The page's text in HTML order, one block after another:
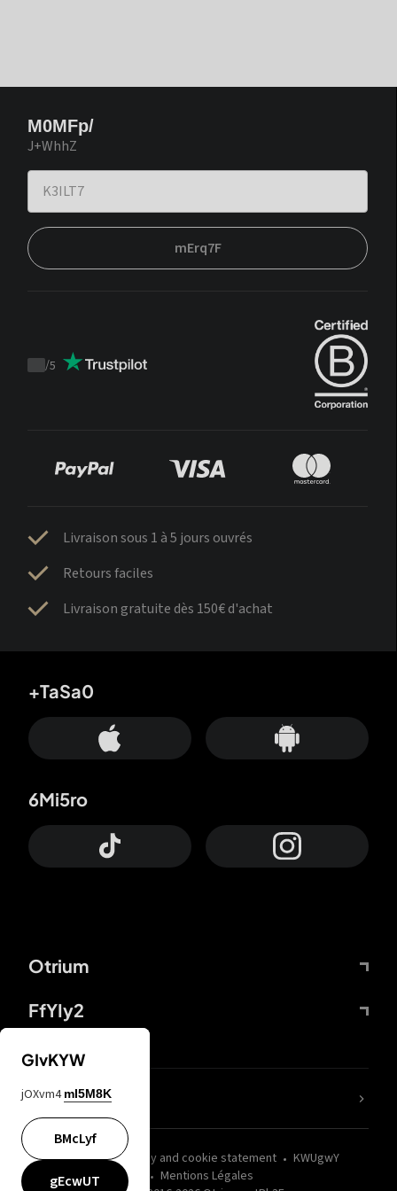
M0MFp/
J+WhhZ
mErq7F
Trustpilot
/5
Livraison sous 1 à 5 jours ouvrés
Retours faciles
Livraison gratuite dès 150€ d'achat
Otrium
FfYIy2
+TaSa0
6Mi5ro
wZQPfd Privacy and cookie statement
KWUgwY
Mentions Légales
nLC6tu
GIvKYW
jOXvm4 mI5M8K
BMcLyf
gEcwUT